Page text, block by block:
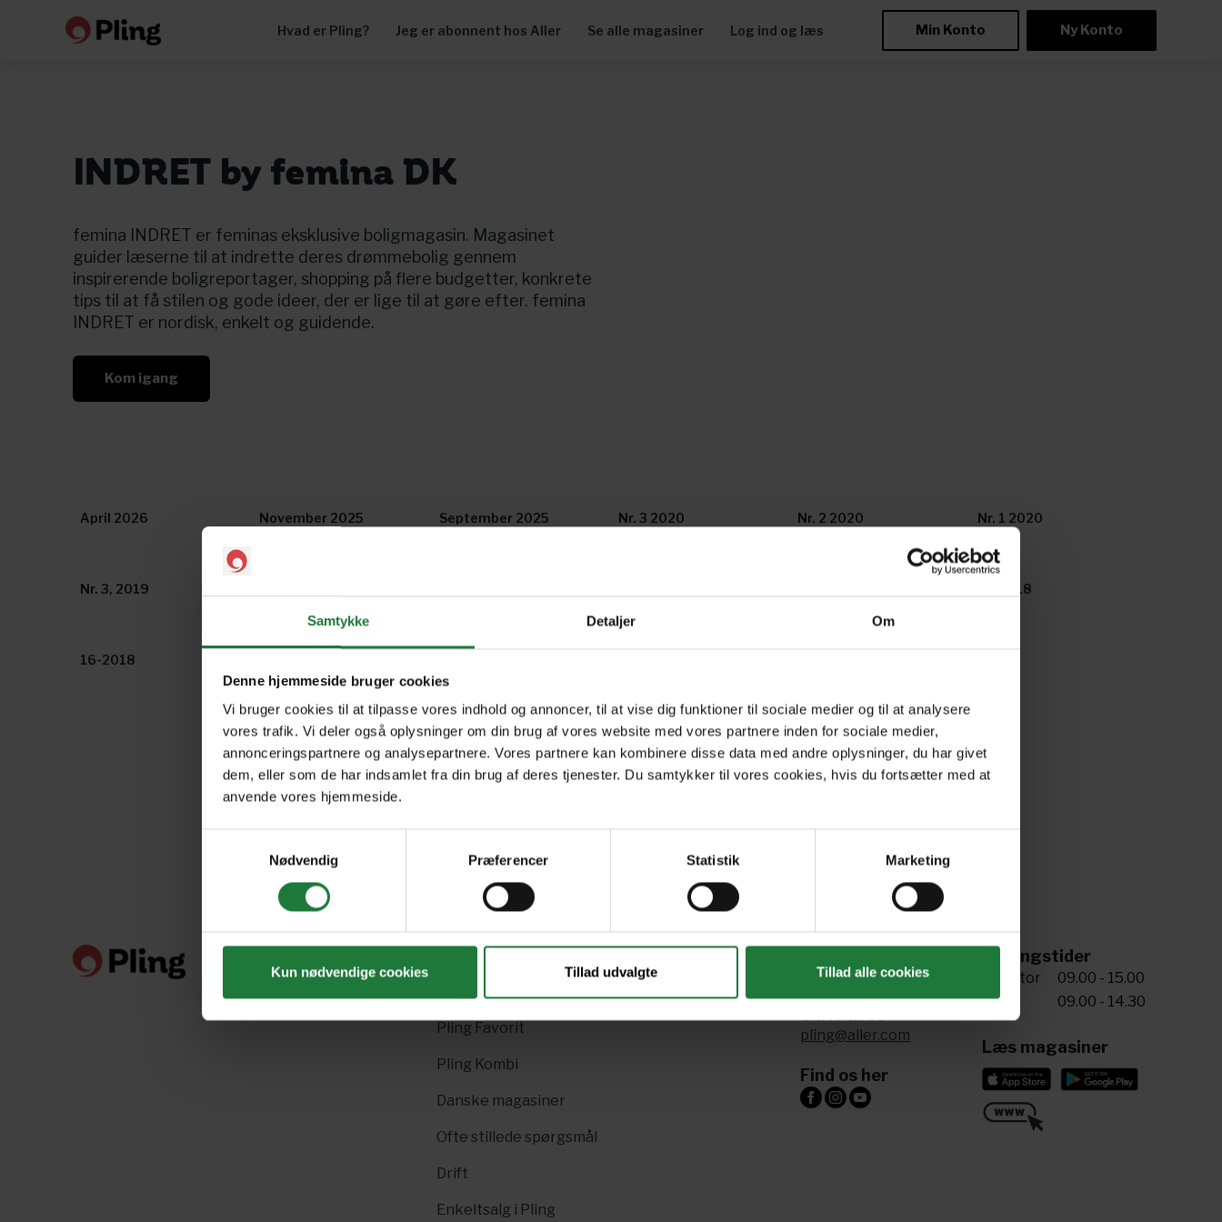
Samtykke Detaljer Om
Denne hjemmeside bruger cookies
Vi bruger cookies til at tilpasse vores indhold og annoncer, til at vise dig funktioner til sociale medier og til at analysere
vores trafik. Vi deler også oplysninger om din brug af vores website med vores partnere inden for sociale medier,
annonceringspartnere og analysepartnere. Vores partnere kan kombinere disse data med andre oplysninger, du har givet
dem, eller som de har indsamlet fra din brug af deres tjenester. Du samtykker til vores cookies, hvis du fortsætter med at
anvende vores hjemmeside.
Nødvendig
Præferencer Statistik Marketing
Kun nødvendige cookies Tillad udvalgte Tillad alle cookies
Hvad er Pling? Jeg er abonnent hos Aller Se alle magasiner Log ind og læs Min Konto Ny Konto
INDRET by femina DK
femina INDRET er feminas eksklusive boligmagasin. Magasinet
guider læserne til at indrette deres drømmebolig gennem
inspirerende boligreportager, shopping på flere budgetter, konkrete
tips til at få stilen og gode ideer, der er lige til at gøre efter. femina
INDRET er nordisk, enkelt og guidende.
Kom igang
April 2026 November 2025 September 2025 Nr. 3 2020 Nr. 2 2020 Nr. 1 2020
Nr. 3, 2019 17-2018
16-2018
Forrige 1 Næste
Nyt i Pling
Gavekort
Pling Favorit
Pling Kombi
Danske magasiner
Ofte stillede spørgsmål
Drift
Enkeltsalg i Pling
+45 72 34 20 81
Skriv til os
pling@aller.com
Find os her
Åbningstider
Man-tor
09.00 - 15.00
Fre
09.00 - 14.30
Læs magasiner